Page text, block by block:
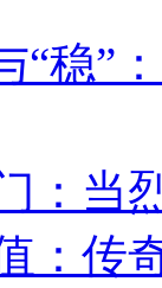
“稳”
：当
：传